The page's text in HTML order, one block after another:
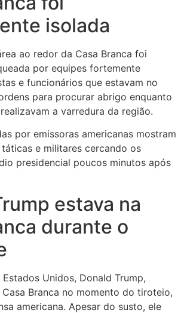
isolada
ao redor da Casa Branca foi
por equipes fortemente
e funcionários que estavam no
para procurar abrigo enquanto
a varredura da região.
por emissoras americanas mostram
e militares cercando os
presidencial poucos minutos após
estava na
durante o
Unidos, Donald Trump,
Branca no momento do tiroteio,
americana. Apesar do susto, ele